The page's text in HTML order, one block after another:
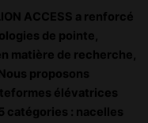
ACCESS a renforcé
de pointe,
matière de recherche,
proposons
élévatrices
catégories : nacelles